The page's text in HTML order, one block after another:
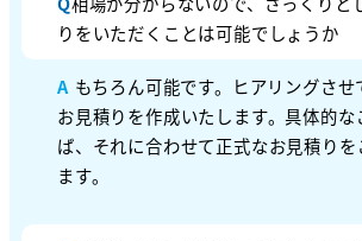
りをいただくことは可能でしょうか
A もちろん可能です。ヒアリングさせ
お見積りを作成いたします。具体的
ば、それに合わせて正式なお見積り
ます。